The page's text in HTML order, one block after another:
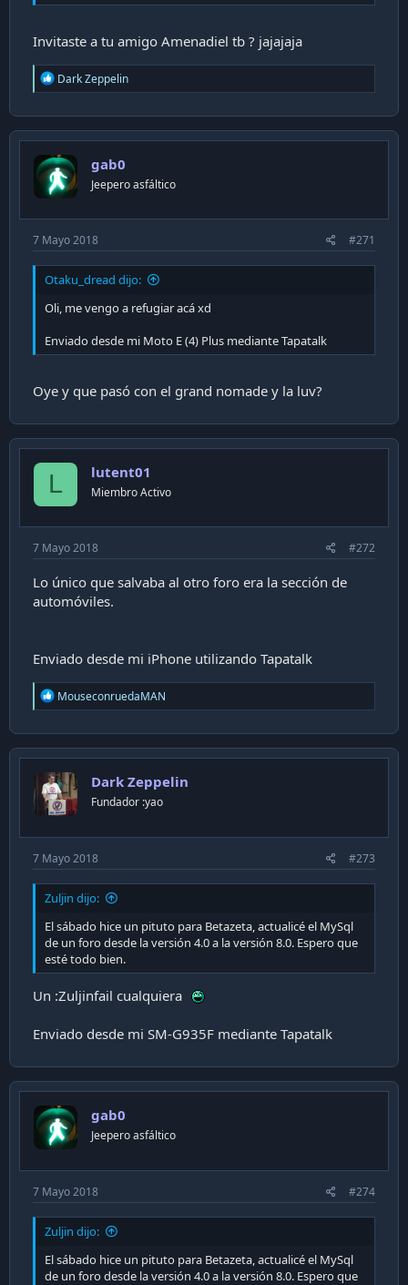
Invitaste a tu amigo Amenadiel tb ? jajajaja
R
e
c
t
o
n
s
Dark Zeppelin
gab0
Jeepero asfáltico
7 Mayo 2018 #271
Otaku_dread dijo:
Oli, me vengo a refugiar acá xd
Enviado desde mi Moto E (4) Plus mediante Tapatalk
Oye y que pasó con el grand nomade y la luv?
L lutent01
Miembro Activo
7 Mayo 2018 #272
Lo único que salvaba al otro foro era la sección de
automóviles.
Enviado desde mi iPhone utilizando Tapatalk
R
e
c
t
o
n
s
MouseconruedaMAN
Dark Zeppelin
Fundador :yao
7 Mayo 2018 #273
Zuljin dijo:
El sábado hice un pituto para Betazeta, actualicé el MySql
de un foro desde la versión 4.0 a la versión 8.0. Espero que
esté todo bien.
Un :Zuljinfail cualquiera
Enviado desde mi SM-G935F mediante Tapatalk
gab0
Jeepero asfáltico
7 Mayo 2018 #274
Zuljin dijo:
El sábado hice un pituto para Betazeta, actualicé el MySql
de un foro desde la versión 4.0 a la versión 8.0. Espero que